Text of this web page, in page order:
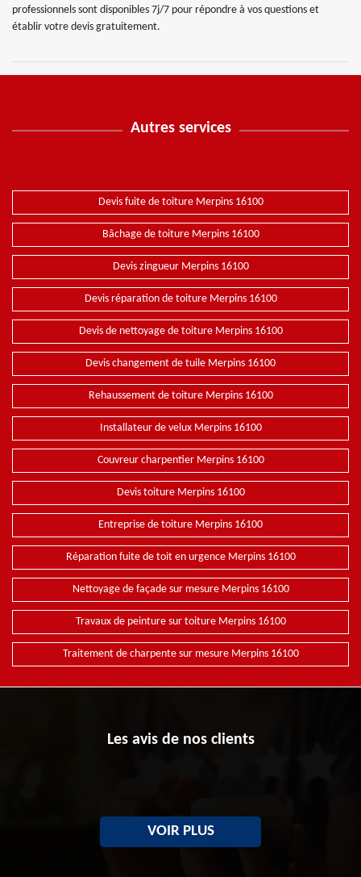
professionnels sont disponibles 7j/7 pour répondre à vos questions et
établir votre devis gratuitement.
Autres services
Devis fuite de toiture Merpins 16100
Bâchage de toiture Merpins 16100
Devis zingueur Merpins 16100
Devis réparation de toiture Merpins 16100
Devis de nettoyage de toiture Merpins 16100
Devis changement de tuile Merpins 16100
Rehaussement de toiture Merpins 16100
Installateur de velux Merpins 16100
Couvreur charpentier Merpins 16100
Devis toiture Merpins 16100
Entreprise de toiture Merpins 16100
Réparation fuite de toit en urgence Merpins 16100
Nettoyage de façade sur mesure Merpins 16100
Travaux de peinture sur toiture Merpins 16100
Traitement de charpente sur mesure Merpins 16100
Les avis de nos clients
VOIR PLUS